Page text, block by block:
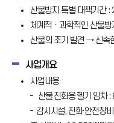
산불방지 특별 대책기간
체계적ㆍ과학적인 산불
산불의 조기 발견 → 신속
사업개요
사업내용
산불 진화용 헬기 임차 :
감시시설, 진화·안전장